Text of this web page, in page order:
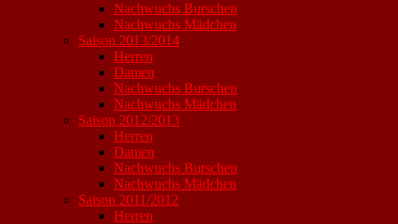
Nachwuchs Burschen
Nachwuchs Mädchen
Saison 2013/2014
Herren
Damen
Nachwuchs Burschen
Nachwuchs Mädchen
Saison 2012/2013
Herren
Damen
Nachwuchs Burschen
Nachwuchs Mädchen
Saison 2011/2012
Herren